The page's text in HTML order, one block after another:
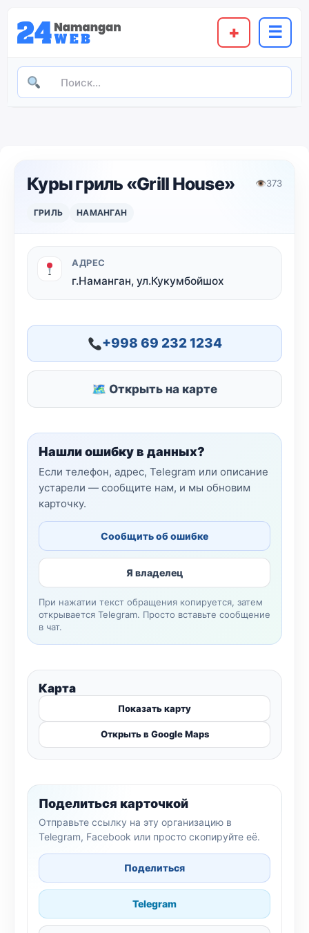
+ ☰
Куры гриль «Grill House» 👁373
ГРИЛЬ НАМАНГАН
АДРЕС
г.Наманган, ул.Кукумбойшох
+998 69 232 1234
🗺 Открыть на карте
Нашли ошибку в данных?
Если телефон, адрес, Telegram или описание
устарели — сообщите нам, и мы обновим
карточку.
Сообщить об ошибке
Я владелец
При нажатии текст обращения копируется, затем
открывается Telegram. Просто вставьте сообщение
в чат.
Карта
Показать карту
Открыть в Google Maps
Поделиться карточкой
Отправьте ссылку на эту организацию в
Telegram, Facebook или просто скопируйте её.
Поделиться
Telegram